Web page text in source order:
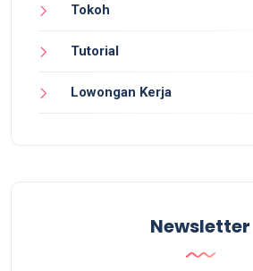
Tokoh
Tutorial
Lowongan Kerja
Newsletter